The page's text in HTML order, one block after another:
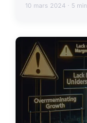
10 mars 2024 · 5 min